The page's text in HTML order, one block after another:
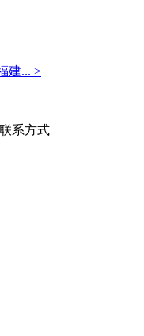
建... >
联系方式